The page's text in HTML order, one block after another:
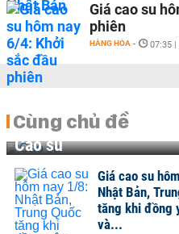
Giá cao su
phiên
HÀNG HÓA - 07:35
Cùng chủ đề
Cao su
Giá cao su
Nhật Bản,
tăng khi đồng
và...